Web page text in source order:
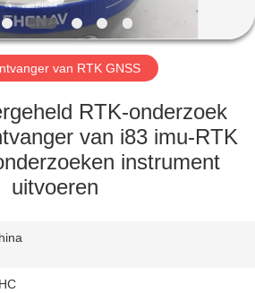
van RTK GNSS
RTK-onderzoek
van i83 imu-RTK
instrument
uitvoeren